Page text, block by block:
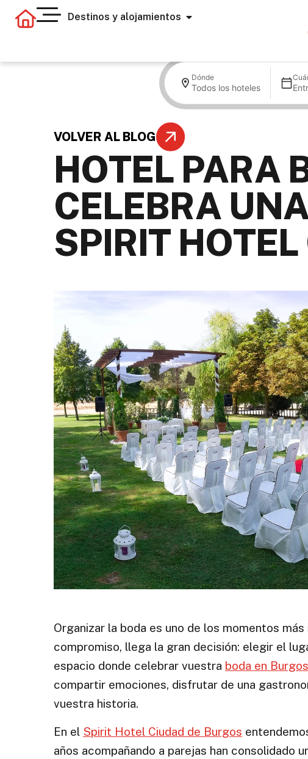
Destinos y alojamientos
Dónde
Todos los hoteles
VOLVER AL BLOG
HOTEL PARA
CELEBRA
SPIRIT
Organizar la boda es uno de los momentos
compromiso, llega la gran decisión: elegir el
espacio donde celebrar vuestra boda en Burgos
compartir emociones, disfrutar de una
vuestra historia.
En el Spirit Hotel Ciudad de Burgos
años acompañando a parejas han consolidado